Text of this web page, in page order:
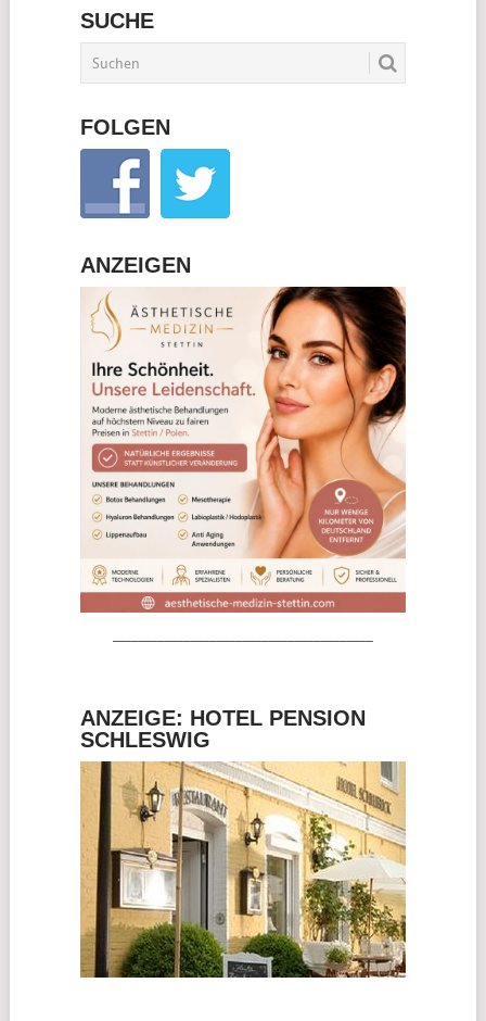
SUCHE
FOLGEN
ANZEIGEN
ANZEIGE: HOTEL PENSION
SCHLESWIG